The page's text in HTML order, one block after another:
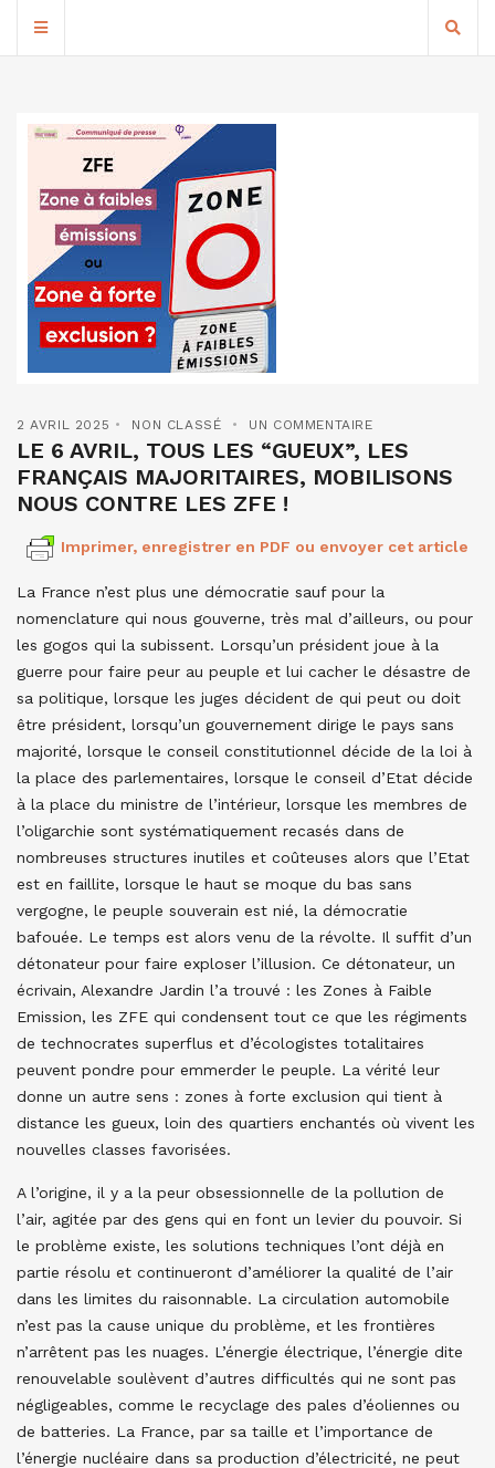
2 AVRIL 2025 NON CLASSÉ UN COMMENTAIRE
LE 6 AVRIL, TOUS LES “GUEUX”, LES
FRANÇAIS MAJORITAIRES, MOBILISONS
NOUS CONTRE LES ZFE !
Imprimer, enregistrer en PDF ou envoyer cet article
La France n’est plus une démocratie sauf pour la
nomenclature qui nous gouverne, très mal d’ailleurs, ou pour
les gogos qui la subissent. Lorsqu’un président joue à la
guerre pour faire peur au peuple et lui cacher le désastre de
sa politique, lorsque les juges décident de qui peut ou doit
être président, lorsqu’un gouvernement dirige le pays sans
majorité, lorsque le conseil constitutionnel décide de la loi à
la place des parlementaires, lorsque le conseil d’Etat décide
à la place du ministre de l’intérieur, lorsque les membres de
l’oligarchie sont systématiquement recasés dans de
nombreuses structures inutiles et coûteuses alors que l’Etat
est en faillite, lorsque le haut se moque du bas sans
vergogne, le peuple souverain est nié, la démocratie
bafouée. Le temps est alors venu de la révolte. Il suffit d’un
détonateur pour faire exploser l’illusion. Ce détonateur, un
écrivain, Alexandre Jardin l’a trouvé : les Zones à Faible
Emission, les ZFE qui condensent tout ce que les régiments
de technocrates superflus et d’écologistes totalitaires
peuvent pondre pour emmerder le peuple. La vérité leur
donne un autre sens : zones à forte exclusion qui tient à
distance les gueux, loin des quartiers enchantés où vivent les
nouvelles classes favorisées.
A l’origine, il y a la peur obsessionnelle de la pollution de
l’air, agitée par des gens qui en font un levier du pouvoir. Si
le problème existe, les solutions techniques l’ont déjà en
partie résolu et continueront d’améliorer la qualité de l’air
dans les limites du raisonnable. La circulation automobile
n’est pas la cause unique du problème, et les frontières
n’arrêtent pas les nuages. L’énergie électrique, l’énergie dite
renouvelable soulèvent d’autres difficultés qui ne sont pas
négligeables, comme le recyclage des pales d’éoliennes ou
de batteries. La France, par sa taille et l’importance de
l’énergie nucléaire dans sa production d’électricité, ne peut